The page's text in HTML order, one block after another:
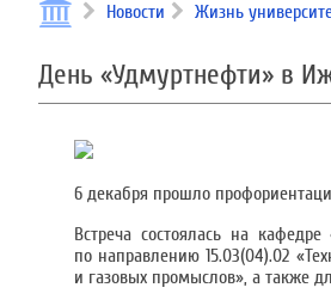
Новости Жизнь
День «Удмуртнефти» в
6 декабря прошло
Встреча состоялась на
по направлению 15.03(04).02
и газовых промыслов», а также